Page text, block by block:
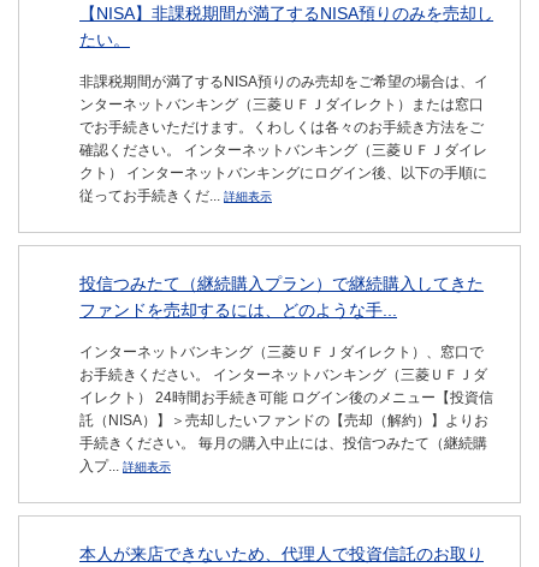
【NISA】非課税期間が満了するNISA預りのみを売却し
たい。
非課税期間が満了するNISA預りのみ売却をご希望の場合は、イ
ンターネットバンキング（三菱ＵＦＪダイレクト）または窓口
でお手続きいただけます。くわしくは各々のお手続き方法をご
確認ください。 インターネットバンキング（三菱ＵＦＪダイレ
クト） インターネットバンキングにログイン後、以下の手順に
従ってお手続きくだ... 詳細表示
投信つみたて（継続購入プラン）で継続購入してきた
ファンドを売却するには、どのような手...
インターネットバンキング（三菱ＵＦＪダイレクト）、窓口で
お手続きください。 インターネットバンキング（三菱ＵＦＪダ
イレクト） 24時間お手続き可能 ログイン後のメニュー【投資信
託（NISA）】＞売却したいファンドの【売却（解約）】よりお
手続きください。 毎月の購入中止には、投信つみたて（継続購
入プ... 詳細表示
本人が来店できないため、代理人で投資信託のお取り